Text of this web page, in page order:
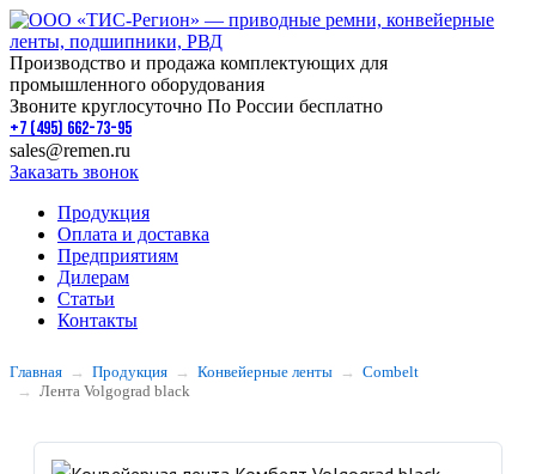
Производство и продажа комплектующих для
промышленного оборудования
Звоните круглосуточно По России бесплатно
+7 (495) 662-73-95
sales@remen.ru
Заказать звонок
Продукция
Оплата и доставка
Предприятиям
Дилерам
Статьи
Контакты
Главная Продукция Конвейерные ленты
Combelt
Лента Volgograd black